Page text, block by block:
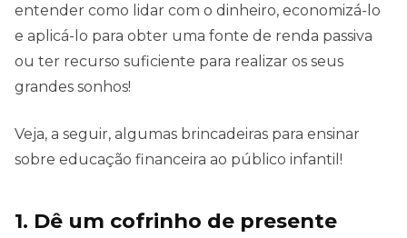
entender como lidar com o dinheiro, economizá-lo
e aplicá-lo para obter uma fonte de renda passiva
ou ter recurso suficiente para realizar os seus
grandes sonhos!
Veja, a seguir, algumas brincadeiras para ensinar
sobre educação financeira ao público infantil!
1. Dê um cofrinho de presente